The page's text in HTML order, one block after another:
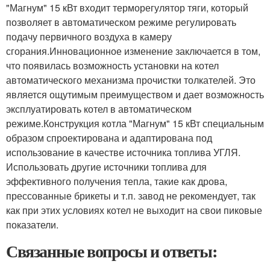
"Магнум" 15 кВт входит терморегулятор тяги, который
позволяет в автоматическом режиме регулировать
подачу первичного воздуха в камеру
сгорания.Инновационное изменение заключается в том,
что появилась возможность установки на котел
автоматического механизма прочистки толкателей. Это
является ощутимым преимуществом и дает возможность
эксплуатировать котел в автоматическом
режиме.Конструкция котла "Магнум" 15 кВт специальным
образом спроектирована и адаптирована под
использование в качестве источника топлива УГЛЯ.
Использовать другие источники топлива для
эффективного получения тепла, такие как дрова,
прессованные брикеты и т.п. завод не рекомендует, так
как при этих условиях котел не выходит на свои пиковые
показатели.
Связанные вопросы и ответы: